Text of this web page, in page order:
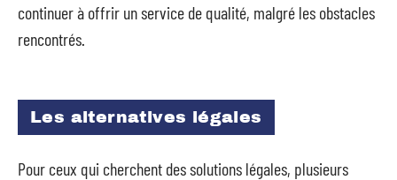
continuer à offrir un service de qualité, malgré les obstacles
rencontrés.
Les alternatives légales
Pour ceux qui cherchent des solutions légales, plusieurs